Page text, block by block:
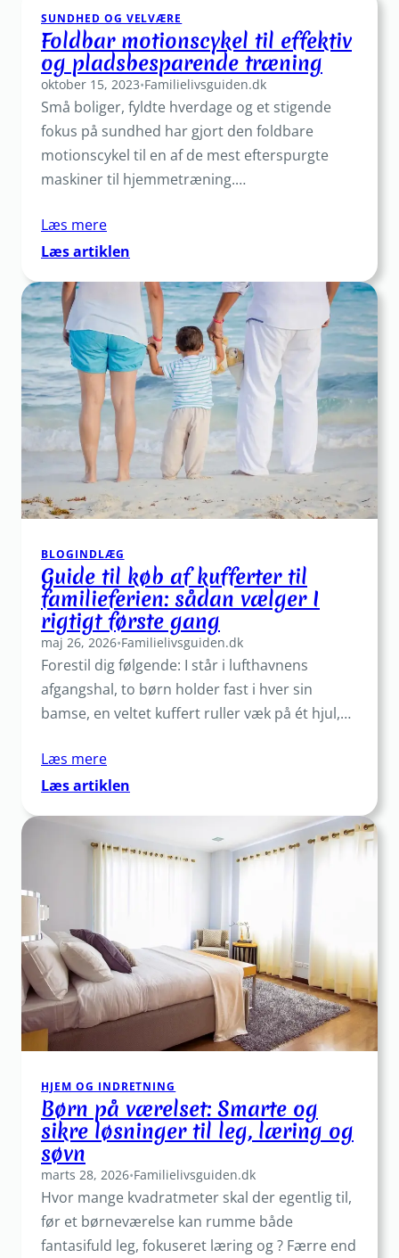
sparer
plads
og
beskytter
din
cykel
SUNDHED OG VELVÆRE
Foldbar motionscykel til effektiv
og pladsbesparende træning
oktober 15, 2023•Familielivsguiden.dk
Små boliger, fyldte hverdage og et stigende
fokus på sundhed har gjort den foldbare
motionscykel til en af de mest efterspurgte
maskiner til hjemmetræning.…
Læs mere
Læs artiklen
motionscykel
til
effektiv
og
pladsbesparende
træning
BLOGINDLÆG
Guide til køb af kufferter til
familieferien: sådan vælger I
rigtigt første gang
maj 26, 2026•Familielivsguiden.dk
Forestil dig følgende: I står i lufthavnens
afgangshal, to børn holder fast i hver sin
bamse, en veltet kuffert ruller væk på ét hjul,…
Læs mere
Læs artiklen
køb
familieferien:
sådan
vælger
I
rigtigt
HJEM OG INDRETNING
Børn på værelset: Smarte og
sikre løsninger til leg, læring og
søvn
marts 28, 2026•Familielivsguiden.dk
Hvor mange kvadratmeter skal der egentlig til,
før et børneværelse kan rumme både
fantasifuld leg, fokuseret læring og ? Færre end